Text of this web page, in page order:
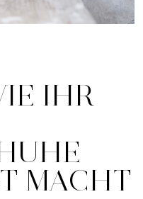
IHR
MACHT